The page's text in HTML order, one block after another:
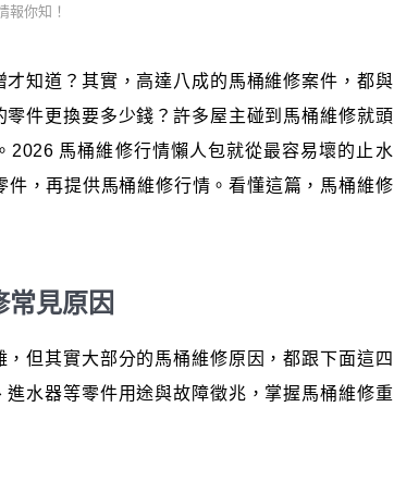
報你知！
知道？其實，高達八成的馬桶維修案件，都與
件更換要多少錢？許多屋主碰到馬桶維修就頭
2026 馬桶維修行情懶人包就從最容易壞的止水
，再提供馬桶維修行情。看懂這篇，馬桶維修
見原因
但其實大部分的馬桶維修原因，都跟下面這四
水器等零件用途與故障徵兆，掌握馬桶維修重